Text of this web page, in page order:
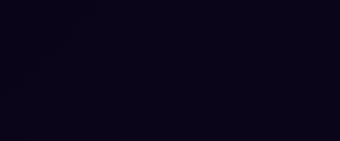
i
– ukryte